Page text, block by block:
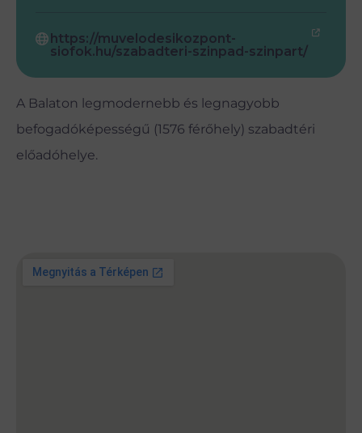
https://muvelodesikozpont-
siofok.hu/szabadteri-szinpad-szinpart/
A Balaton legmodernebb és legnagyobb
befogadóképességű (1576 férőhely) szabadtéri
előadóhelye.